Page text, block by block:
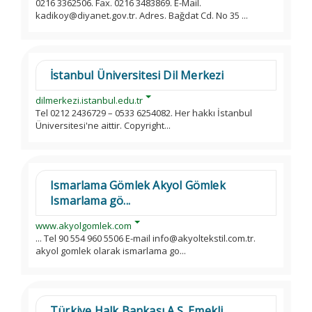
0216 3362506. Fax. 0216 3483869. E-Mail.
kadikoy@diyanet.gov.tr. Adres. Bağdat Cd. No 35 ...
İstanbul Üniversitesi Dil Merkezi
dilmerkezi.istanbul.edu.tr
Tel 0212 2436729 – 0533 6254082. Her hakkı İstanbul
Üniversitesi'ne aittir. Copyright...
Ismarlama Gömlek Akyol Gömlek
Ismarlama gö...
www.akyolgomlek.com
... Tel 90 554 960 5506 E-mail info@akyoltekstil.com.tr.
akyol gomlek olarak ismarlama go...